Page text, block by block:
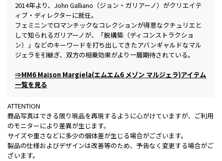
2014年より、John Galliano（ジョン・ガリアーノ）がクリエイテ
ィブ・ディレクターに就任。
フェミニンでロマンチックなコレクションが得意なクチュリエと
して知られるガリアーノが、「脱構築（ディコンストラクショ
ン）」などのキーワードを打ち出してきたアバンギャルドなマル
ジェラを引継ぎ、双方の相乗効果がより一層期待されている。
⇒MM6 Maison Margiela(エムエム6 メゾン マルジェラ)アイテム
一覧を見る
ATTENTION
商品写真はできる限り現品を再現するように心がけていますが、ご利用
のモニターにより差異が生じます。
サイズや重さなどに多少の個体差が生じる場合がございます。
製品の仕様およびデザインは改善等のため、予告なく変更する場合がご
ざいます。